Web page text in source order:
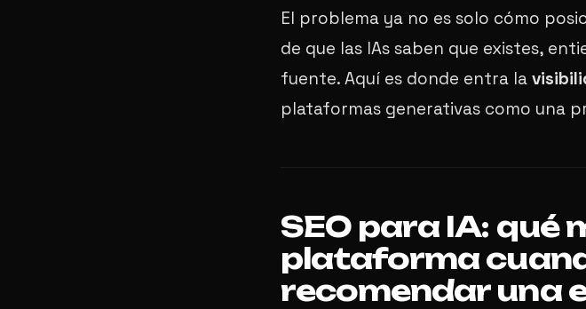
El problema ya no es solo cómo
de que las IAs saben que existes,
fuente. Aquí es donde entra la
plataformas generativas como una
SEO para IA: qué
plataforma
recomendar una